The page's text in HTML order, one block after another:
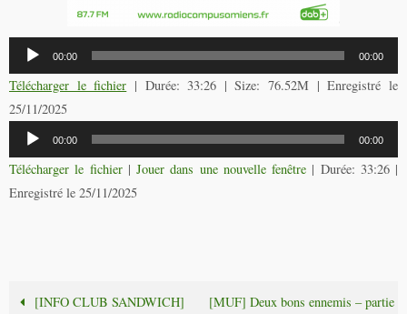
Lecteur
audio
00:00 00:00
Télécharger le fichier | Durée: 33:26 | Size: 76.52M | Enregistré le
25/11/2025
Lecteur
audio
00:00 00:00
Télécharger le fichier| Jouer dans une nouvelle fenêtre | Durée: 33:26|
Enregistré le 25/11/2025
[INFO CLUB SANDWICH]
[MUF] Deux bons ennemis – partie